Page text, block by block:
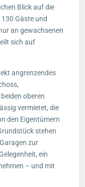
Blick auf die
Gäste und
an gewachsenen
sich auf
angrenzendes
oberen
vermietet, die
den Eigentümern
stehen
zur
ein
– und mit